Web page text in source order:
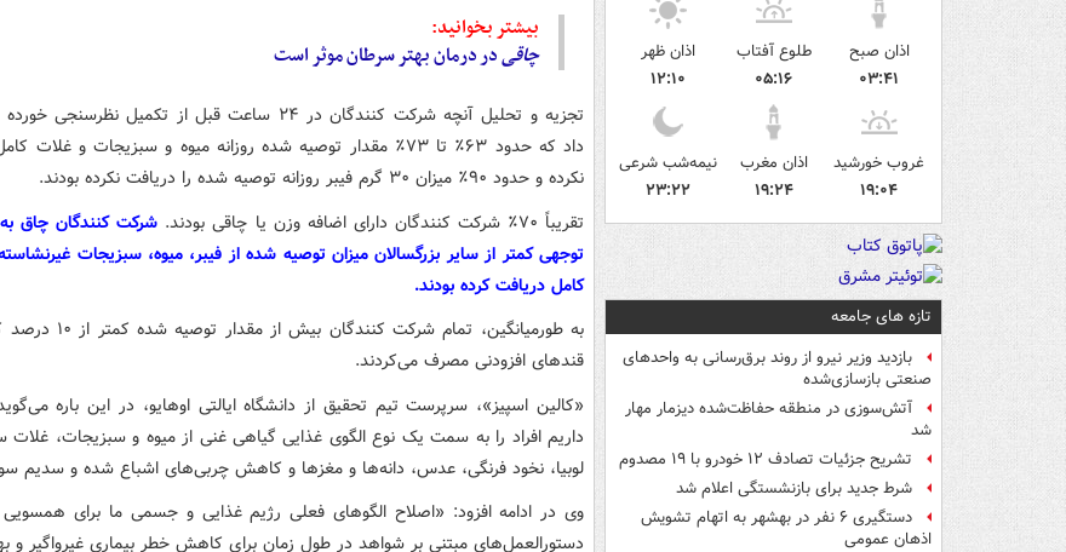
اذان صبح
۰۳:۴۱
طلوع آفتاب
۰۵:۱۶
اذان ظهر
۱۲:۱۰
غروب خورشید
۱۹:۰۴
اذان مغرب
۱۹:۲۴
نیمه‌شب شرعی
۲۳:۲۲
تازه های جامعه
بازدید وزیر نیرو از روند برق‌رسانی به واحدهای
صنعتی بازسازی‌شده
آتش‌سوزی در منطقه حفاظت‌شده دیزمار مهار
شد
تشریح جزئیات تصادف ۱۲ خودرو با ۱۹ مصدوم
شرط جدید برای بازنشستگی اعلام شد
دستگیری ۶ نفر در بهشهر به اتهام تشویش
اذهان عمومی
بیشتر بخوانید:
چاقیدر درمان بهتر سرطان موثر است
تجزیه و تحلیل آنچه شرکت کنندگان در ۲۴ ساعت قبل از تکمیل
داد که حدود ۶۳٪ تا ۷۳٪ مقدار توصیه شده روزانه میوه و سبزیجات و غلات
نکرده و حدود ۹۰٪ میزان ۳۰ گرم فیبر روزانه توصیه شده را دریافت نکرده بودند.
تقریباً ۷۰٪ شرکت کنندگان دارای اضافه وزن یا چاقی بودند.
شرکت کنندگان چاق به
توجهی کمتر از سایر بزرگسالان میزان توصیه شده از فیبر، میوه، سبزیجات
کامل دریافت کرده بودند.
به طورمیانگین، تمام شرکت
قندهای افزودنی مصرف می‌کردند.
«کالین اسپیز»، سرپرست تیم تحقیق از دانشگاه ایالتی اوهایو، در این باره
داریم افراد را به سمت یک نوع الگوی غذایی گیاهی غنی از میوه و سبزیجات،
لوبیا، نخود فرنگی، عدس، دانه‌ها و مغزها و کاهش چربی‌های اشباع شده و سدیم
وی در ادامه افزود: «اصلاح الگوهای فعلی رژیم غذایی و جسمی ما برای همسویی
دستورالعمل‌های مبتنی بر شواهد در طول زمان برای کاهش خطر بیماری غیرواگیر و